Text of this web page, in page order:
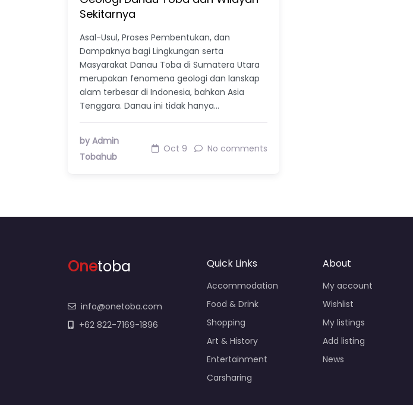
Sekitarnya
Asal-Usul, Proses Pembentukan, dan
Dampaknya bagi Lingkungan serta
Masyarakat Danau Toba di Sumatera Utara
merupakan fenomena geologi dan lanskap
alam terbesar di Indonesia, bahkan Asia
Tenggara. Danau ini tidak hanya…
by Admin
Tobahub
Oct 9 No comments
Onetoba
info@onetoba.com
+62 822-7169-1896
Quick Links
Accommodation
Food & Drink
Shopping
Art & History
Entertainment
Carsharing
About
My account
Wishlist
My listings
Add listing
News